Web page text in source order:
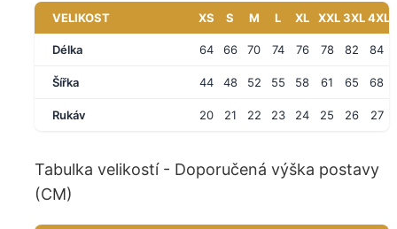
VELIKOST XS S M L XL XXL3XL4XL
Délka 64 66 70 74 76 78 82 84
Šířka 44 48 52 55 58 61 65 68
Rukáv 20 21 22 23 24 25 26 27
Tabulka velikostí - Doporučená výška postavy
(CM)